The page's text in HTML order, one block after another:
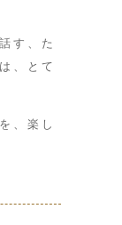
す、た
、とて
、楽し